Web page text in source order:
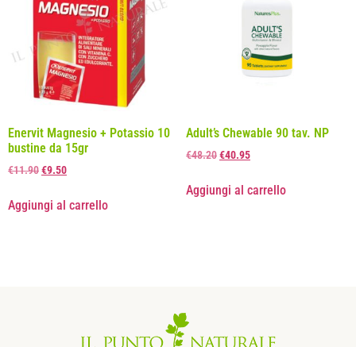
Enervit Magnesio + Potassio 10
bustine da 15gr
€11.90€9.50
Aggiungi al carrello
Adult’s Chewable 90 tav. NP
€48.20€40.95
Aggiungi al carrello